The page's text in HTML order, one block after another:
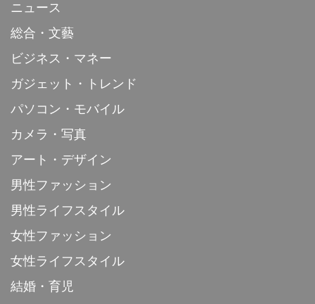
ニュース
総合・文藝
ビジネス・マネー
ガジェット・トレンド
パソコン・モバイル
カメラ・写真
アート・デザイン
男性ファッション
男性ライフスタイル
女性ファッション
女性ライフスタイル
結婚・育児